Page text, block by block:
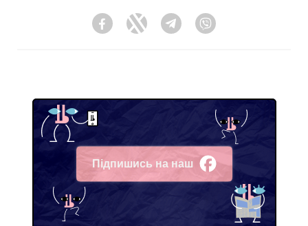
FacebookTwitter Telegram
Підпишись на наш
Facebook